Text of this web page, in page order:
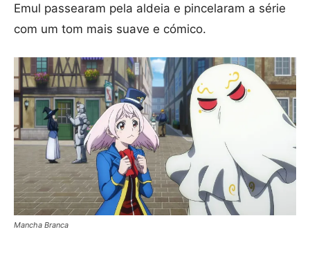
Emul passearam pela aldeia e pincelaram a série
com um tom mais suave e cómico.
Mancha Branca